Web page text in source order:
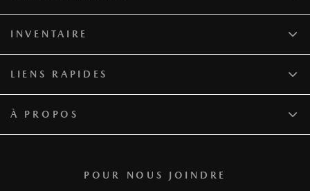
POUR NOUS JOINDRE
INVENTAIRE
LIENS RAPIDES
À PROPOS